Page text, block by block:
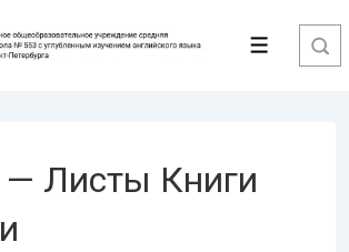
Меню
— Листы Книги